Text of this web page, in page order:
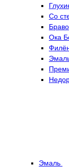
Со
Браво
Ока
Эмаль